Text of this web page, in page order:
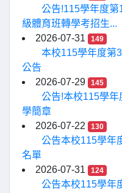
公告!115學年度
級體育班轉學考招生...
2026-07-31
149
本校115學年度第
公告
2026-07-29
145
公告!本校115學年
學簡章
2026-07-22
130
公告本校115學年
名單
2026-07-31
124
公告本校115學年